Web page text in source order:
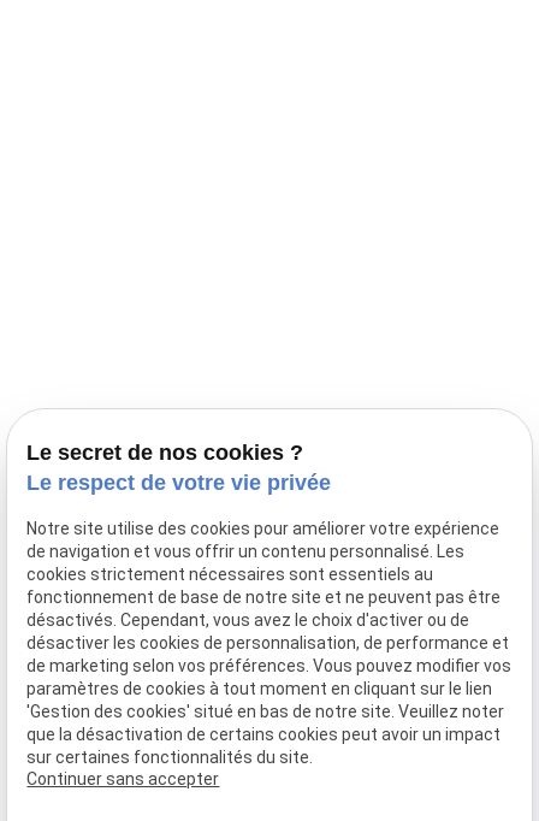
03 28 68 82 00
06 80 84 45 90
Adresse
10, chemin de Cassel
59470 BOLLEZEELE
Horaires
09:00 - 17:00
Lundi - Samedi
Le secret de nos cookies ?
Le respect de votre vie privée
Notre site utilise des cookies pour améliorer votre expérience
de navigation et vous offrir un contenu personnalisé. Les
cookies strictement nécessaires sont essentiels au
fonctionnement de base de notre site et ne peuvent pas être
désactivés. Cependant, vous avez le choix d'activer ou de
désactiver les cookies de personnalisation, de performance et
de marketing selon vos préférences. Vous pouvez modifier vos
paramètres de cookies à tout moment en cliquant sur le lien
'Gestion des cookies' situé en bas de notre site. Veuillez noter
que la désactivation de certains cookies peut avoir un impact
sur certaines fonctionnalités du site.
Continuer sans accepter